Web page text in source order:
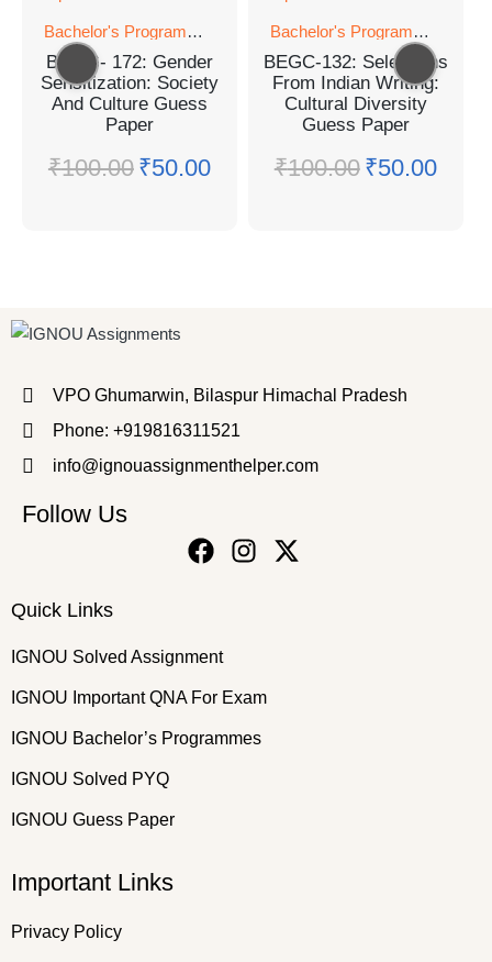
Bachelor's Programmes
BGDG- 172: Gender
Sensitization: Society
And Culture Guess
Paper
₹100.00 ₹50.00
Bachelor's Programmes
BEGC-132: Selections
From Indian Writing:
Cultural Diversity
Guess Paper
₹100.00 ₹50.00
VPO Ghumarwin, Bilaspur Himachal Pradesh
Phone: +919816311521
info@ignouassignmenthelper.com
Follow Us
Quick Links
IGNOU Solved Assignment
IGNOU Important QNA For Exam
IGNOU Bachelor’s Programmes
IGNOU Solved PYQ
IGNOU Guess Paper
Important Links
Privacy Policy